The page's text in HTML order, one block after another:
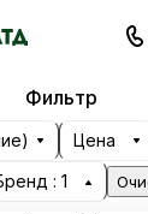
Фильтр
Цена
: 1